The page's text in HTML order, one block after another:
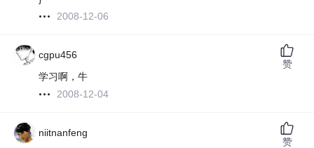
2008-12-06
cgpu456
学习啊，牛
2008-12-04
赞
niitnanfeng
赞